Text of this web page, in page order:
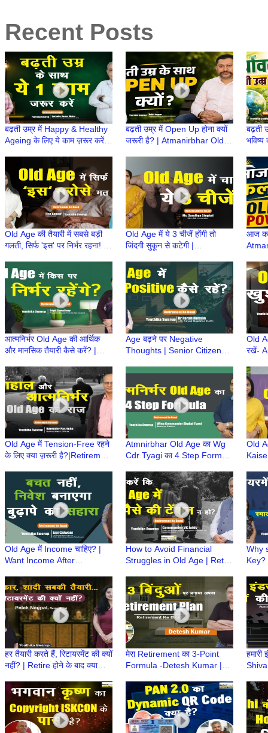
Recent Posts
बढ़ती उम्र में Happy & Healthy
Ageing के लिए ये काम ज़रूर करें! |
बढ़ती उम्र में Open Up होना क्यों
जरूरी है? | Atmanirbhar Old
बढ़ती
भविष्य
Old Age की तैयारी में सबसे बड़ी
गलती, सिर्फ 'इस' पर निर्भर रहना! |
Old Age में ये 3 चीजें होंगी तो
जिंदगी सुकून से कटेगी |
Retirement Ke Baad
आज
|
आत्मनिर्भर Old Age की आर्थिक
और मानसिक तैयारी कैसे करें? |
Age बढ़ने पर Negative
Thoughts | Senior Citizens |
| Retirement Ke Baad
Old
रखें-
Age
Old Age में Tension-Free रहने
के लिए क्या ज़रूरी है?|Retirement
Age की तैयारी
Atmnirbhar Old Age का Wg
Cdr Tyagi का 4 Step Formula
Atmnirbhar Old Age की तैयारी
Old
Old Age में Income चाहिए? |
Want Income After
बाद क्या? | Retirement Ke
Baad
How to Avoid Financial
Struggles in Old Age | Retire
Ke Baad
Why
Key?
हर तैयारी करते हैं, रिटायरमेंट की क्यों
नहीं? | Retire होने के बाद क्या
मेरा Retirement का 3-Point
Formula -Detesh Kumar |
Retirement Ke Baad
हमारी
Baad